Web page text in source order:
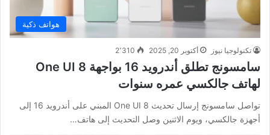
هواتف ذكية
تكنولوجيا نيوز أكتوبر 20, 2025 2٬310
سامسونج تطلق أندرويد 16 بواجهة One UI 8
لهاتف جالكسي عمره سنوات
تواصل سامسونج إرسال تحديث One UI 8 المبني على أندرويد 16 إلى
أجهزة جالكسي، ويوم الاثنين وصل التحديث إلى هاتف…